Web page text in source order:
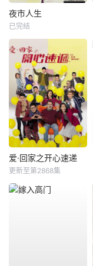
夜市人生
已完结
爱·回家之开心速递
更新至第2868集